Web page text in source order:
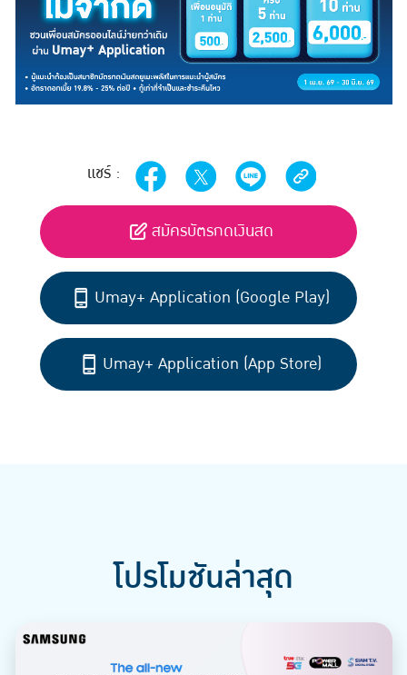
แชร์ :
สมัครบัตรกดเงินสด
Umay+ Application (Google Play)
Umay+ Application (App Store)
โปรโมชันล่าสุด